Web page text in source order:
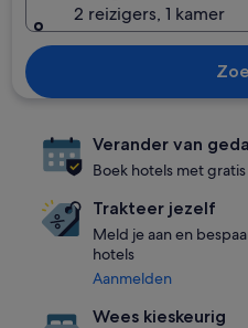
2 reizigers, 1 kamer
Verander van
Boek hotels met
Trakteer jezelf
Meld je aan en
hotels
Aanmelden
Wees kieskeurig